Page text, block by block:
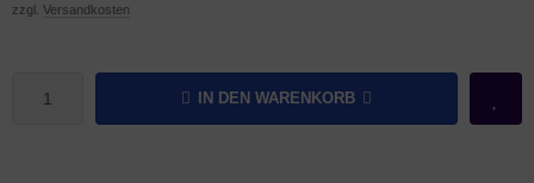
zzgl. Versandkosten
IN DEN WARENKORB